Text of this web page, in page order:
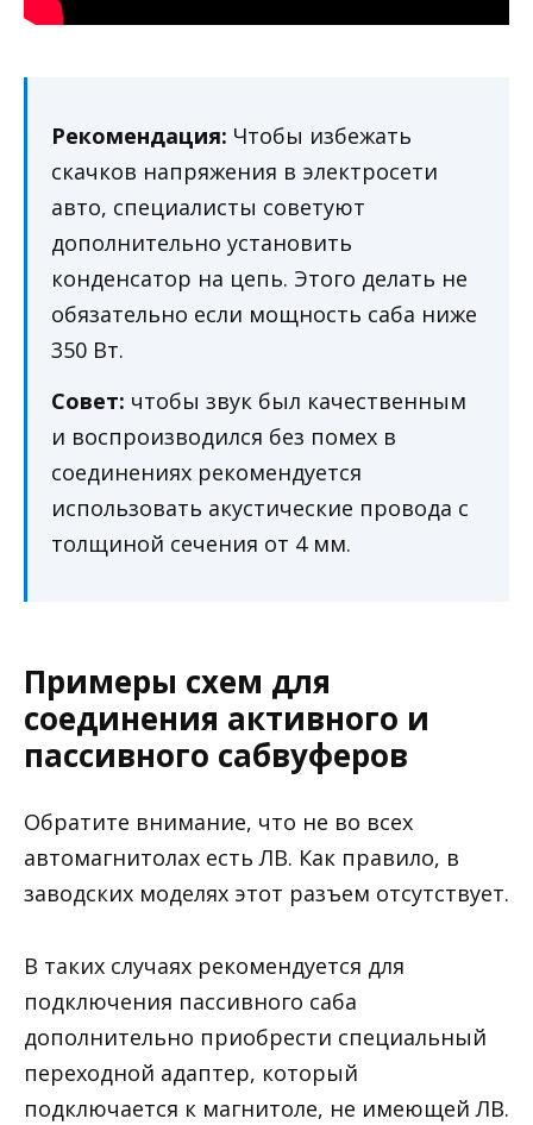
Рекомендация: Чтобы избежать
скачков напряжения в электросети
авто, специалисты советуют
дополнительно установить
конденсатор на цепь. Этого делать не
обязательно если мощность саба ниже
350 Вт.
Совет: чтобы звук был качественным
и воспроизводился без помех в
соединениях рекомендуется
использовать акустические провода с
толщиной сечения от 4 мм.
Примеры схем для
соединения активного и
пассивного сабвуферов
Обратите внимание, что не во всех
автомагнитолах есть ЛВ. Как правило, в
заводских моделях этот разъем отсутствует.
В таких случаях рекомендуется для
подключения пассивного саба
дополнительно приобрести специальный
переходной адаптер, который
подключается к магнитоле, не имеющей ЛВ.